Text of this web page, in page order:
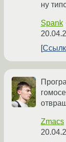
ну
Spank
Zmacs